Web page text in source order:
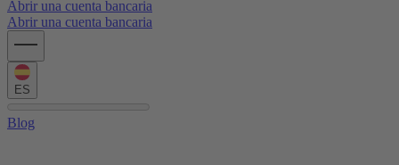
Abrir una cuenta bancaria
Abrir una cuenta bancaria
ES
Blog